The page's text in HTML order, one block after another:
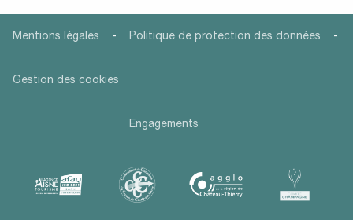
Mentions légales - Politique de protection des données -
Gestion des cookies
Engagements